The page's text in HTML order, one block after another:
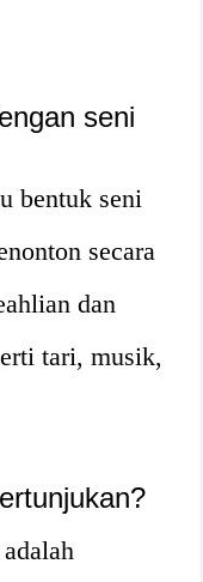
seni
bentuk seni
secara
dan
tari, musik,